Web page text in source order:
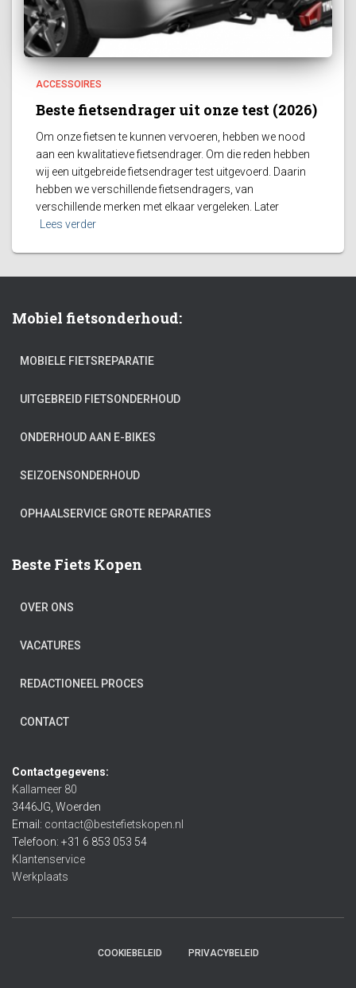
ACCESSOIRES
Beste fietsendrager uit onze test (2026)
Om onze fietsen te kunnen vervoeren, hebben we nood
aan een kwalitatieve fietsendrager. Om die reden hebben
wij een uitgebreide fietsendrager test uitgevoerd. Daarin
hebben we verschillende fietsendragers, van
verschillende merken met elkaar vergeleken. Later
Lees verder
Mobiel fietsonderhoud:
MOBIELE FIETSREPARATIE
UITGEBREID FIETSONDERHOUD
ONDERHOUD AAN E-BIKES
SEIZOENSONDERHOUD
OPHAALSERVICE GROTE REPARATIES
Beste Fiets Kopen
OVER ONS
VACATURES
REDACTIONEEL PROCES
CONTACT
Contactgegevens:
Kallameer 80
3446JG, Woerden
Email: contact@bestefietskopen.nl
Telefoon: +31 6 853 053 54
Klantenservice
Werkplaats
COOKIEBELEID PRIVACYBELEID